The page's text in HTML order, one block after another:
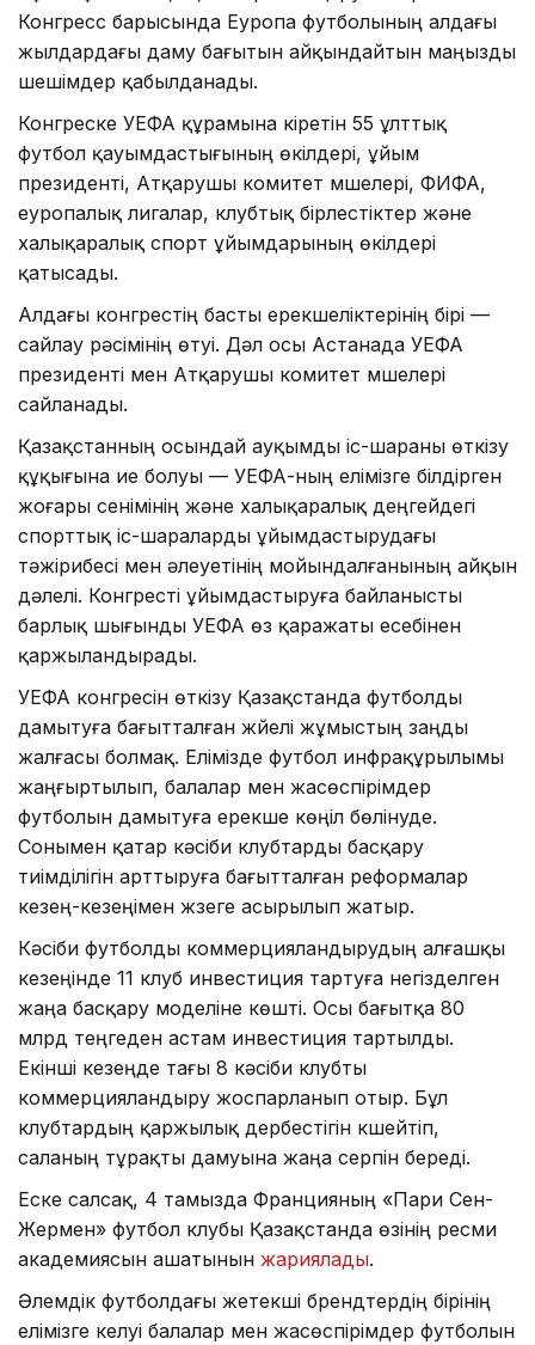
Конгресс барысында Еуропа футболының алдағы
жылдардағы даму бағытын айқындайтын маңызды
шешімдер қабылданады.
Конгреске УЕФА құрамына кіретін 55 ұлттық
футбол қауымдастығының өкілдері, ұйым
президенті, Атқарушы комитет мүшелері, ФИФА,
еуропалық лигалар, клубтық бірлестіктер және
халықаралық спорт ұйымдарының өкілдері
қатысады.
Алдағы конгрестің басты ерекшеліктерінің бірі —
сайлау рәсімінің өтуі. Дәл осы Астанада УЕФА
президенті мен Атқарушы комитет мүшелері
сайланады.
Қазақстанның осындай ауқымды іс-шараны өткізу
құқығына ие болуы — УЕФА-ның елімізге білдірген
жоғары сенімінің және халықаралық деңгейдегі
спорттық іс-шараларды ұйымдастырудағы
тәжірибесі мен әлеуетінің мойындалғанының айқын
дәлелі. Конгресті ұйымдастыруға байланысты
барлық шығынды УЕФА өз қаражаты есебінен
қаржыландырады.
УЕФА конгресін өткізу Қазақстанда футболды
дамытуға бағытталған жүйелі жұмыстың заңды
жалғасы болмақ. Елімізде футбол инфрақұрылымы
жаңғыртылып, балалар мен жасөспірімдер
футболын дамытуға ерекше көңіл бөлінуде.
Сонымен қатар кәсіби клубтарды басқару
тиімділігін арттыруға бағытталған реформалар
кезең-кезеңімен жүзеге асырылып жатыр.
Кәсіби футболды коммерцияландырудың алғашқы
кезеңінде 11 клуб инвестиция тартуға негізделген
жаңа басқару моделіне көшті. Осы бағытқа 80
млрд теңгеден астам инвестиция тартылды.
Екінші кезеңде тағы 8 кәсіби клубты
коммерцияландыру жоспарланып отыр. Бұл
клубтардың қаржылық дербестігін күшейтіп,
саланың тұрақты дамуына жаңа серпін береді.
Еске салсақ, 4 тамызда Францияның «Пари Сен-
Жермен» футбол клубы Қазақстанда өзінің ресми
академиясын ашатынын жариялады.
Әлемдік футболдағы жетекші брендтердің бірінің
елімізге келуі балалар мен жасөспірімдер футболын